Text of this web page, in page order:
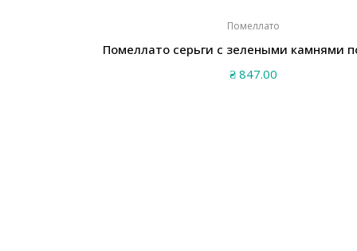
Помеллато
Помеллато серьги с зелеными камнями
₴847.00